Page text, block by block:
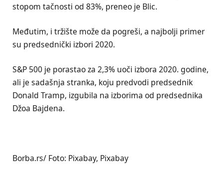
stopom tačnosti od 83%, preneo je Blic.
Međutim, i tržište može da pogreši, a najbolji primer
su predsednički izbori 2020.
S&P 500 je porastao za 2,3% uoči izbora 2020. godine,
ali je sadašnja stranka, koju predvodi predsednik
Donald Tramp, izgubila na izborima od predsednika
Džoa Bajdena.
Borba.rs/ Foto: Pixabay, Pixabay